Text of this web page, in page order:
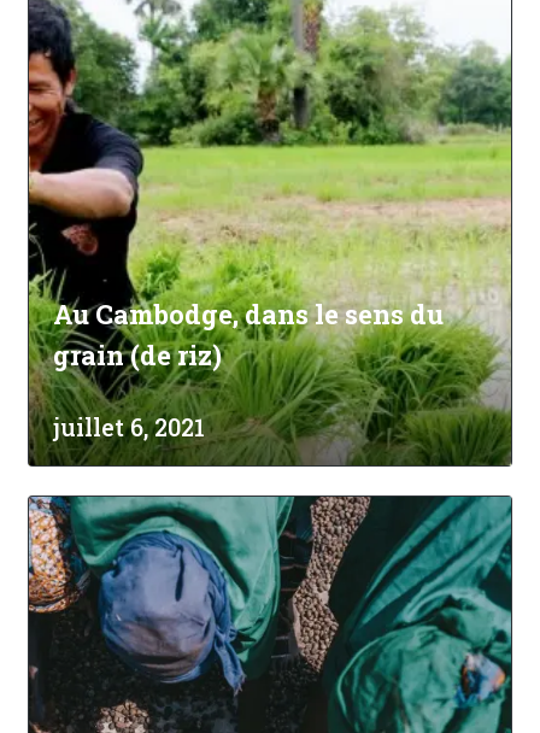
Au Cambodge, dans le sens du
grain (de riz)
juillet 6, 2021